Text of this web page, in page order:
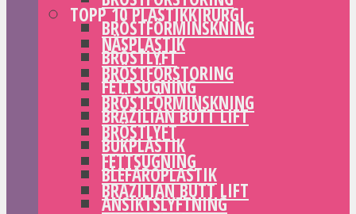
BRÖSTFÖRMINSKNING
BRÖSTLYFT
FETTSUGNING
BRAZILIAN BUTT LIFT
BUKPLASTIK
BLEFAROPLASTIK
ANSIKTSLYFTNING
TOPP 10 PLASTIKKIRURGI
NÄSPLASTIK
BRÖSTFÖRSTORING
BRÖSTFÖRMINSKNING
BRÖSTLYFT
FETTSUGNING
BRAZILIAN BUTT LIFT